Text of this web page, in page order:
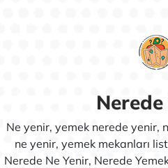
Ne yenir, yemek nerede yenir,
ne yenir, yemek mekanları
Nerede Ne Yenir, Nerede